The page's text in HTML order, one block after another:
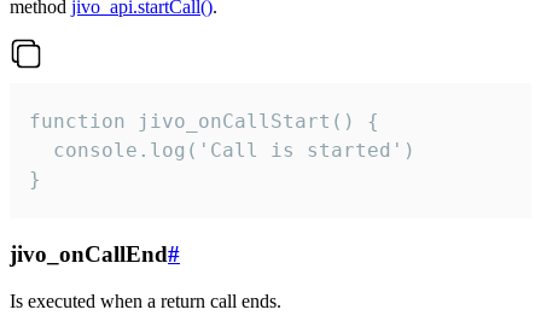
method jivo_api.startCall().
function jivo_onCallStart() {
  console.log('Call is started')
}
jivo_onCallEnd#
Is executed when a return call ends.